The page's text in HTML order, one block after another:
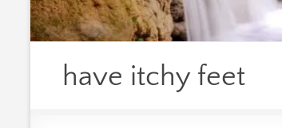
have itchy feet